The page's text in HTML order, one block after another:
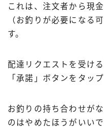
これは、注文者から現
（お釣りが必要になる
す。
配達リクエストを受け
「承諾」ボタンをタッ
お釣りの持ち合わせが
のはやめたほうがいい